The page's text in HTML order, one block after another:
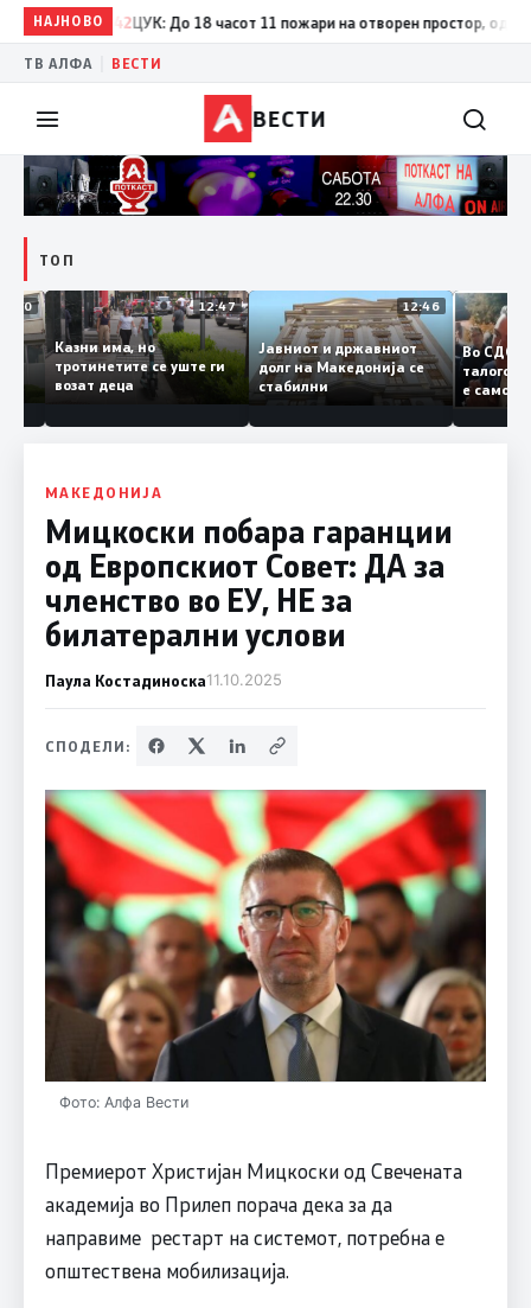
НАЈНОВО
17:42ЦУК: До 18 часот 11 пожари на отворен простор, од кои
ТВ АЛФА ВЕСТИ
ВЕСТИ
ТОП
12:50
и
12:47
Казни има, но
тротинетите се уште ги
возат деца
12:46
Јавниот и државниот
долг на Македонија се
стабилни
Во
е
Заев
МАКЕДОНИЈА
Мицкоски побара гаранции
од Европскиот Совет: ДА за
членство во ЕУ, НЕ за
билатерални услови
Паула Костадиноска11.10.2025
СПОДЕЛИ:
Фото: Алфа Вести
Премиерот Христијан Мицкоски од Свечената
академија во Прилеп порача дека за да
направиме рестарт на системот, потребна е
општествена мобилизација.